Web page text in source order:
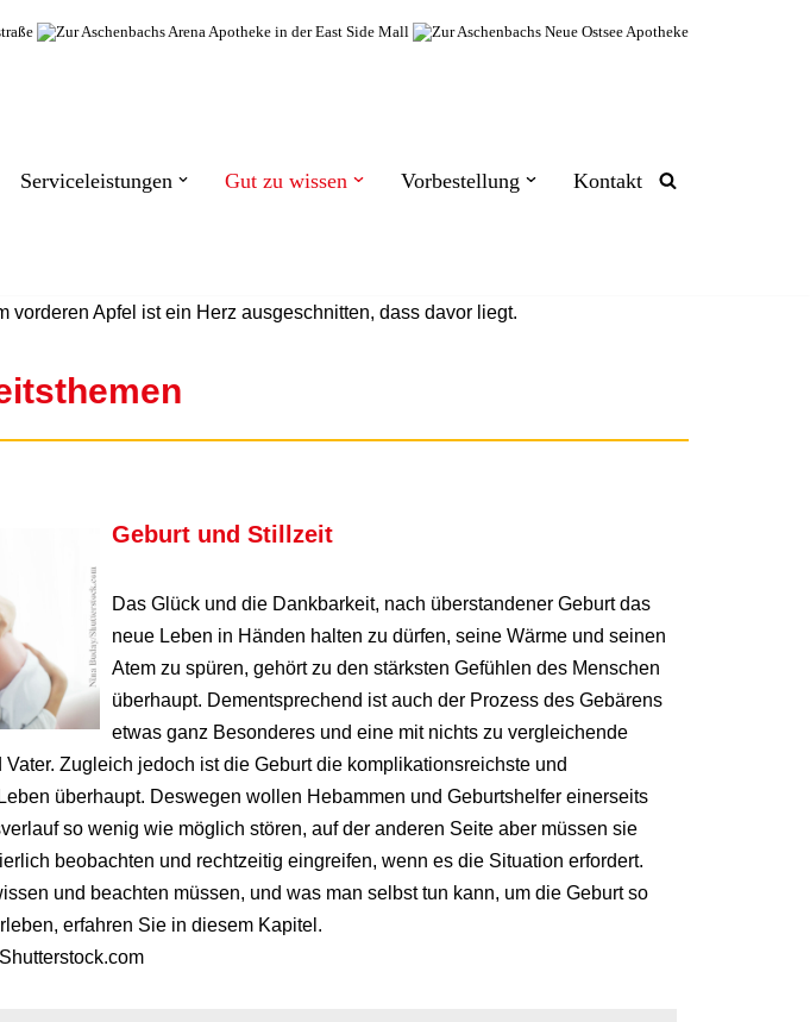
Serviceleistungen Gut zu wissen Vorbestellung Kontakt
Geburt und Stillzeit
Das Glück und die Dankbarkeit, nach überstandener Geburt das
neue Leben in Händen halten zu dürfen, seine Wärme und seinen
Atem zu spüren, gehört zu den stärksten Gefühlen des Menschen
überhaupt. Dementsprechend ist auch der Prozess des Gebärens
etwas ganz Besonderes und eine mit nichts zu vergleichende
Vater. Zugleich jedoch ist die Geburt die komplikationsreichste und
überhaupt. Deswegen wollen Hebammen und Geburtshelfer einerseits
so wenig wie möglich stören, auf der anderen Seite aber müssen sie
beobachten und rechtzeitig eingreifen, wenn es die Situation erfordert.
und beachten müssen, und was man selbst tun kann, um die Geburt so
erfahren Sie in diesem Kapitel.